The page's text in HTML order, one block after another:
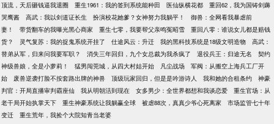
顶流，天后砸钱逼我退圈
重生1961：我的签到系统能种田 医仙纵横花都
重回62，我为国铸剑薅
哭鹰酱
高武：我以剑道证长生 扮演校花她爹？女神努力我躺平！
御兽：全网看我暴虐前
妻！
带货翻车的我曝光黑心商家 重生七零，我要帮父亲鸣冤昭雪
重回八零：谁说女儿都是赔钱
货？
灵气复苏：我的捉鬼系统开挂了 仕途风云：升迁 我的黑科技系统是18级文明造物
高武：
替弟从军，归来问我要军职？
消失三年回归，九个女总裁为我杀疯了 退役兵王：归途无名
契约
神级兽娘，全是小萝莉！
猛男闯莞城，从四大村姑开始 凡尘战场
军阀：从搬空上海兵工厂开
始
废兽逆袭打脸不按套路出牌的神兽 顶级玩家回归，但是是吟游诗人 我和她的合租条约
神豪
判官：开局直播审判霸座仙
我从明朝活到现在 女多男少：全世界都想和我谈恋爱
重生官场：从
老干局开始执掌天下
重生神豪系统让我躺赢全球 被虐88次，真真少爷心死离家
市场监管七十年
变迁
重生荒年，我捡个大院知青当老婆